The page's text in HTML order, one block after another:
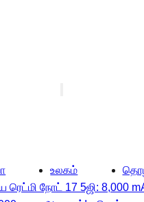
உலகம்
நோட் 17 5ஜி: 8,000